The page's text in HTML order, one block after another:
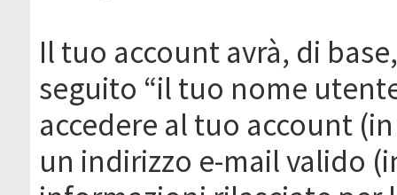
Il tuo account avrà, di
seguito “il tuo nome
accedere al tuo account
un indirizzo e-mail valido